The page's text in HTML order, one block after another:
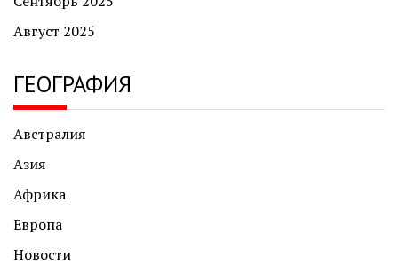
Август 2025
ГЕОГРАФИЯ
Австралия
Азия
Африка
Европа
Новости